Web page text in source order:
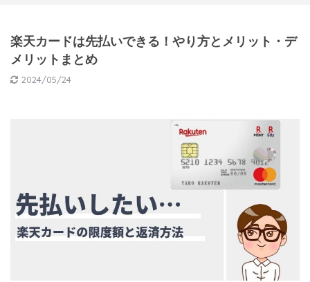
楽天カードは先払いできる！やり方とメリット・デ
メリットまとめ
2024/05/24